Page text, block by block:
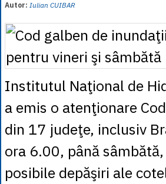
Autor: Iulian CUIBAR
Institutul Naţional de
a emis o atenţionare
din 17 judeţe, inclusiv
ora 6.00, până
posibile depăşiri ale